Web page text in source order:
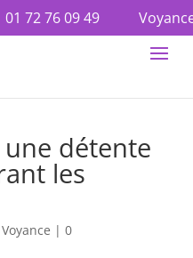
09 49 Voyance en
détente
les
Voyance | 0